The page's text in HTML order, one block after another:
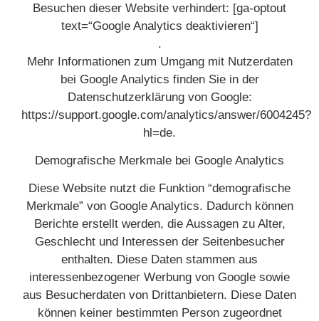
Besuchen dieser Website verhindert: [ga-optout
text=“Google Analytics deaktivieren“]
.
Mehr Informationen zum Umgang mit Nutzerdaten
bei Google Analytics finden Sie in der
Datenschutzerklärung von Google:
https://support.google.com/analytics/answer/6004245?
hl=de.
Demografische Merkmale bei Google Analytics
Diese Website nutzt die Funktion “demografische
Merkmale” von Google Analytics. Dadurch können
Berichte erstellt werden, die Aussagen zu Alter,
Geschlecht und Interessen der Seitenbesucher
enthalten. Diese Daten stammen aus
interessenbezogener Werbung von Google sowie
aus Besucherdaten von Drittanbietern. Diese Daten
können keiner bestimmten Person zugeordnet